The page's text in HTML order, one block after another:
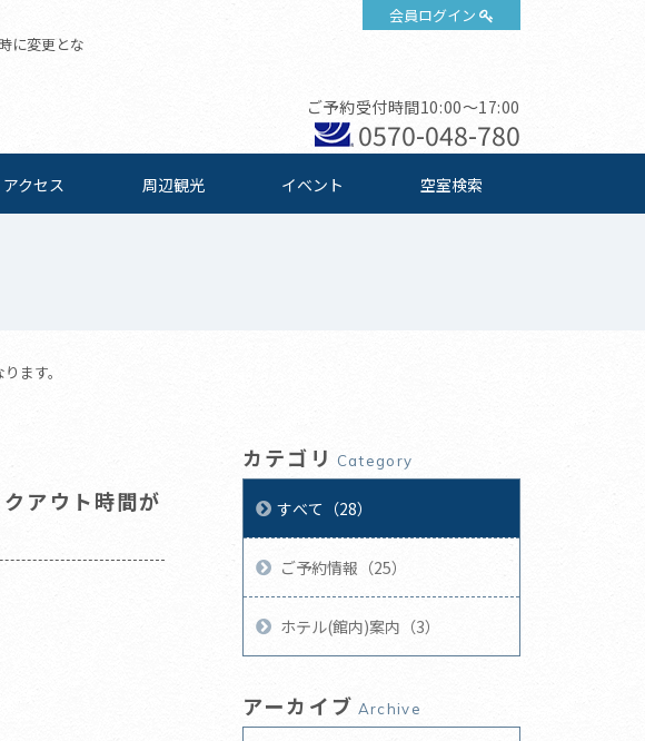
会員ログイン
に変更とな
ご予約受付時間10:00～17:00
0570-048-780
アクセス 周辺観光 イベント 空室検索
ます。
アウト時間が
カテゴリ Category
すべて（28）
ご予約情報（25）
ホテル(館内)案内（3）
アーカイブ Archive